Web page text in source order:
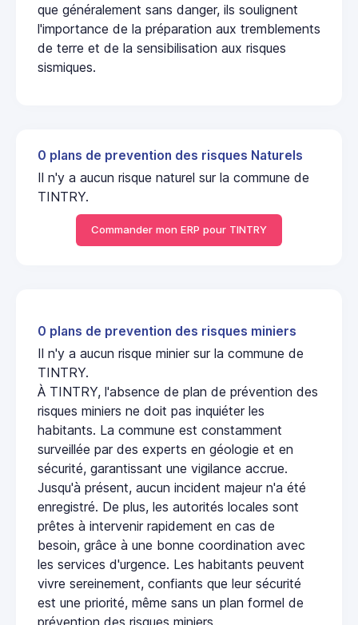
que généralement sans danger, ils soulignent
l'importance de la préparation aux tremblements
de terre et de la sensibilisation aux risques
sismiques.
0 plans de prevention des risques Naturels
Il n'y a aucun risque naturel sur la commune de
TINTRY.
Commander mon ERP pour TINTRY
0 plans de prevention des risques miniers
Il n'y a aucun risque minier sur la commune de
TINTRY.
À TINTRY, l'absence de plan de prévention des
risques miniers ne doit pas inquiéter les
habitants. La commune est constamment
surveillée par des experts en géologie et en
sécurité, garantissant une vigilance accrue.
Jusqu'à présent, aucun incident majeur n'a été
enregistré. De plus, les autorités locales sont
prêtes à intervenir rapidement en cas de
besoin, grâce à une bonne coordination avec
les services d'urgence. Les habitants peuvent
vivre sereinement, confiants que leur sécurité
est une priorité, même sans un plan formel de
prévention des risques miniers.